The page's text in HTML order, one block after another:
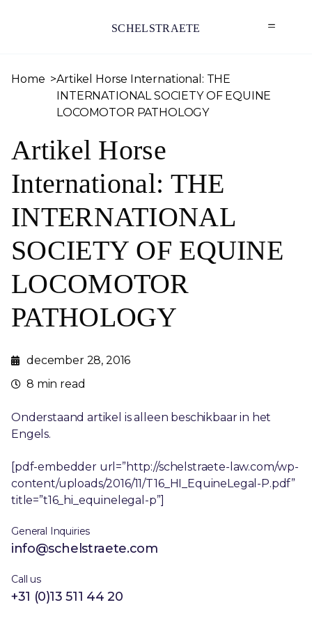
SCHELSTRAETE
Home
Artikel Horse International: THE
INTERNATIONAL SOCIETY OF EQUINE
LOCOMOTOR PATHOLOGY
Artikel Horse
International: THE
INTERNATIONAL
SOCIETY OF EQUINE
LOCOMOTOR
PATHOLOGY
december 28, 2016
8 min read
Onderstaand artikel is alleen beschikbaar in het
Engels.
[pdf-embedder url=”http://schelstraete-law.com/wp-
content/uploads/2016/11/T16_HI_EquineLegal-P.pdf”
title=”t16_hi_equinelegal-p”]
General Inquiries
info@schelstraete.com
Call us
+31 (0)13 511 44 20